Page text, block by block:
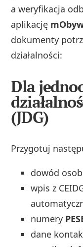
a weryfikacja
aplikację
dokumenty
działalności:
Dla
(JDG)
Przygotuj
dowód
wpis z
numery
dane